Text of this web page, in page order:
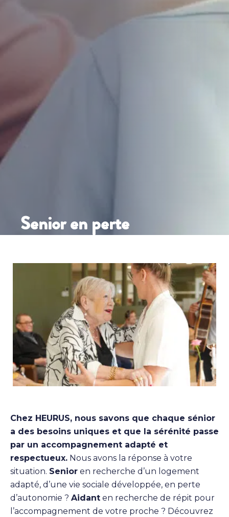
Senior en perte
logement adapté
Chez HEURUS, nous savons que chaque sénior
a des besoins uniques et que la sérénité passe
par un accompagnement adapté et
respectueux. Nous avons la réponse à votre
situation. Senior en recherche d’un logement
adapté, d’une vie sociale développée, en perte
d’autonomie ? Aidant en recherche de répit pour
l’accompagnement de votre proche ? Découvrez